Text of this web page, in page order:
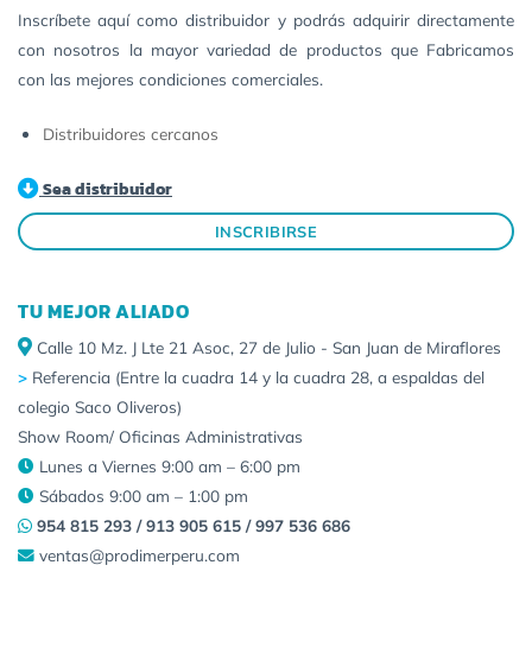
Inscríbete aquí como distribuidor y podrás adquirir directamente
con nosotros la mayor variedad de productos que Fabricamos
con las mejores condiciones comerciales.
Distribuidores cercanos
Sea distribuidor
INSCRIBIRSE
TU MEJOR ALIADO
Calle 10 Mz. J Lte 21 Asoc, 27 de Julio - San Juan de Miraflores
> Referencia (Entre la cuadra 14 y la cuadra 28, a espaldas del
colegio Saco Oliveros)
Show Room/ Oficinas Administrativas
Lunes a Viernes 9:00 am – 6:00 pm
Sábados 9:00 am – 1:00 pm
954 815 293 / 913 905 615 / 997 536 686
ventas@prodimerperu.com